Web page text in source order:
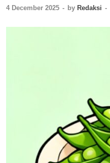
4 December 2025 - by Redaksi -